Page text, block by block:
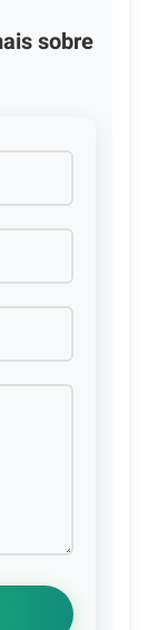
sobre